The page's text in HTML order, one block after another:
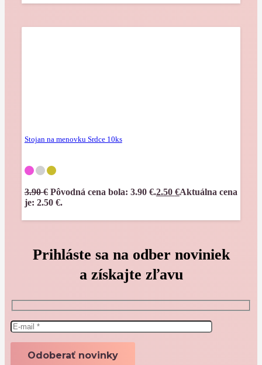
Stojan na menovku Srdce 10ks
3.90€ Pôvodná cena bola: 3.90 €.2.50 €Aktuálna cena
je: 2.50 €.
Prihláste sa na odber noviniek
a získajte zľavu